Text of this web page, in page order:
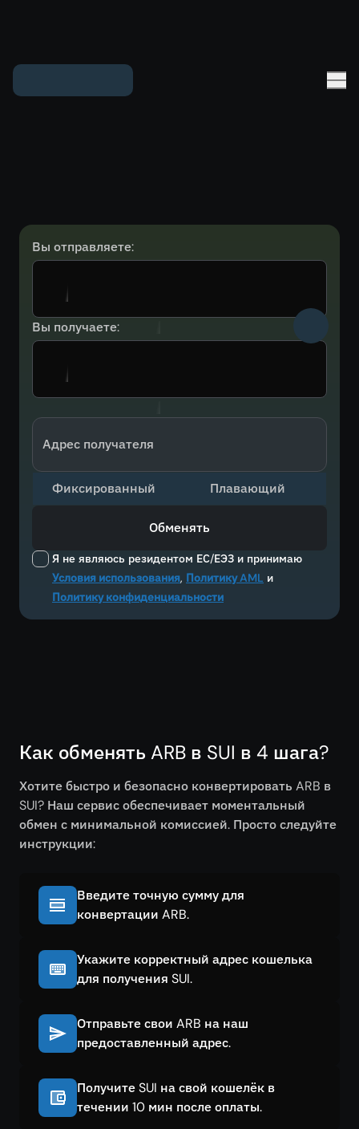
Вы отправляете:
Вы получаете:
Адрес получателя
Я не являюсь резидентом ЕС/ЕЭЗ и принимаю
Условия использования, Политику AML и
Политику конфиденциальности
Фиксированный Плавающий
Обменять
Как обменять ARB в SUI в 4 шага?
Хотите быстро и безопасно конвертировать ARB в
SUI? Наш сервис обеспечивает моментальный
обмен с минимальной комиссией. Просто следуйте
инструкции:
Введите точную сумму для
конвертации ARB.
Укажите корректный адрес кошелька
для получения SUI.
Отправьте свои ARB на наш
предоставленный адрес.
Получите SUI на свой кошелёк в
течении 10 мин после оплаты.